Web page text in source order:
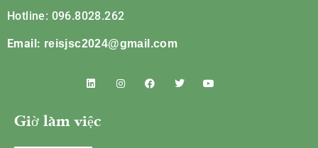
Hotline: 096.8028.262
Email: reisjsc2024@gmail.com
Giờ làm việc